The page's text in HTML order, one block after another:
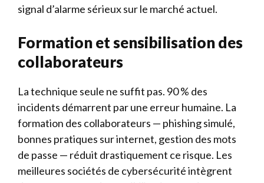
signal d’alarme sérieux sur le marché actuel.
Formation et sensibilisation des
collaborateurs
La technique seule ne suffit pas. 90 % des
incidents démarrent par une erreur humaine. La
formation des collaborateurs — phishing simulé,
bonnes pratiques sur internet, gestion des mots
de passe — réduit drastiquement ce risque. Les
meilleures sociétés de cybersécurité intègrent